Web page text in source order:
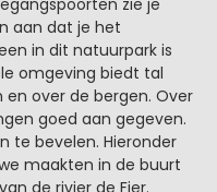
aan dat je het
in dit natuurpark is
omgeving biedt tal
over de bergen. Over
goed aan gegeven.
te bevelen. Hieronder
maakten in de buurt
de rivier de Fier.